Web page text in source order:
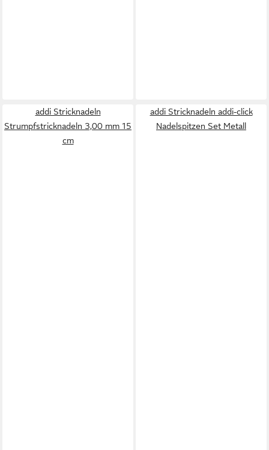
addi Stricknadeln
Strumpfstricknadeln 3,00 mm 15
cm
addi Stricknadeln addi-click
Nadelspitzen Set Metall